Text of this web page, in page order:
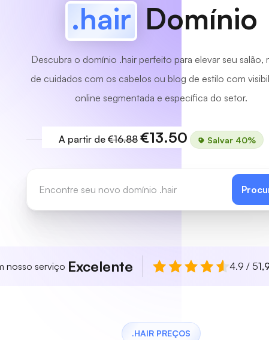
.hair Domínio
Descubra o domínio .hair perfeito para elevar seu salão,
de cuidados com os cabelos ou blog de estilo com
online segmentada e específica do setor.
A partir de €16.88 €13.50 Salvar 40%
nosso serviço Excelente 4.9 / 5
.HAIR PREÇOS